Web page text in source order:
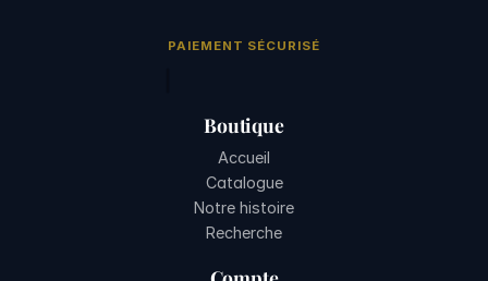
PAIEMENT SÉCURISÉ
Boutique
Accueil
Catalogue
Notre histoire
Recherche